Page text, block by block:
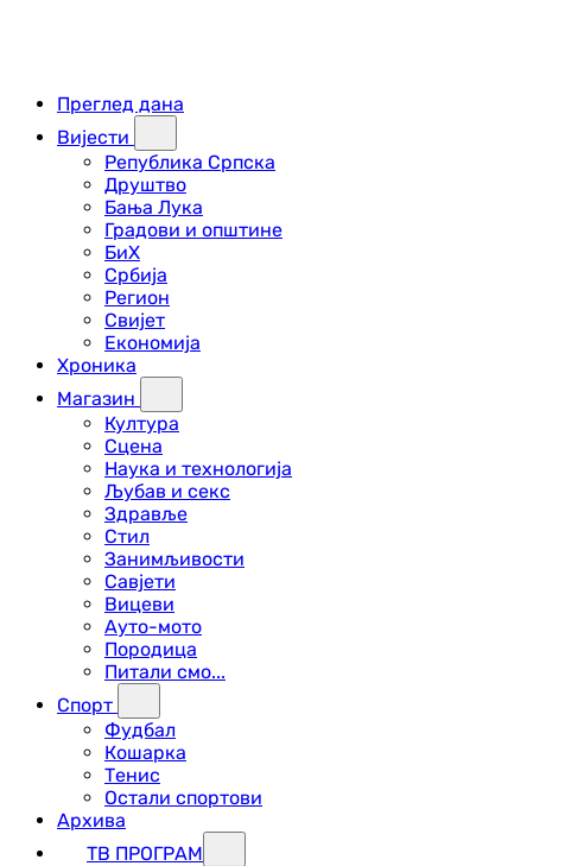
Преглед дана
Вијести
Република Српска
Друштво
Бања Лука
Градови и општине
БиХ
Србија
Регион
Свијет
Економија
Хроника
Магазин
Култура
Сцена
Наука и технологија
Љубав и секс
Здравље
Стил
Занимљивости
Савјети
Вицеви
Ауто-мото
Породица
Питали смо...
Спорт
Фудбал
Кошарка
Тенис
Остали спортови
Архива
ТВ ПРОГРАМ